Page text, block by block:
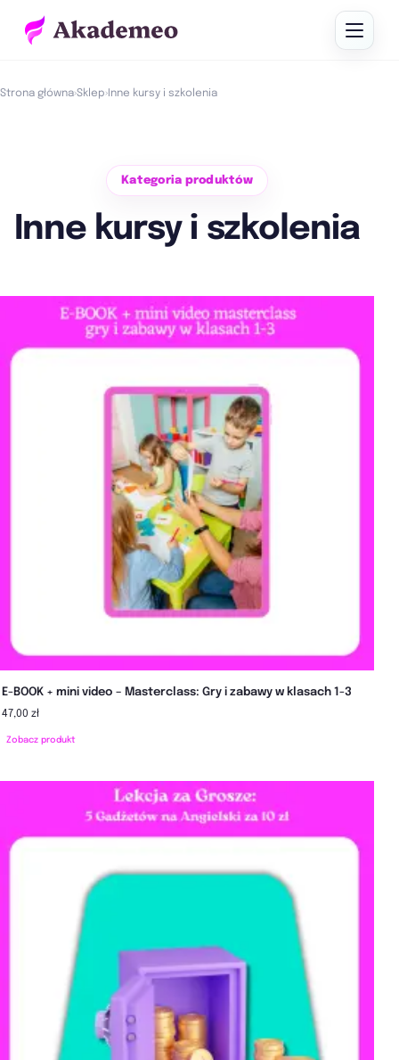
Strona główna›Sklep› Inne kursy i szkolenia
Kategoria produktów
Inne kursy i szkolenia
E-BOOK + mini video – Masterclass: Gry i zabawy w klasach 1-3
47,00 zł
Zobacz produkt